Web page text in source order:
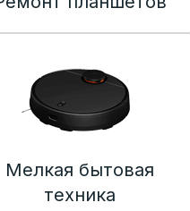
Мелкая бытовая
техника